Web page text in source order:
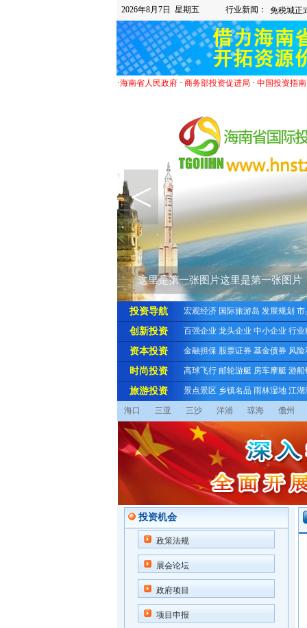
2026年8月7日 星期五 行业新闻：
·海南省人民政府· 商务部投资促进局 · 中国投资指南
这里是第一张图片这里是第一张图片
<
投资导航 宏观经济 国际旅游岛 发展规划 市
创新投资 百强企业 龙头企业 中小企业 行业
资本投资 金融担保 股票证券 基金债券 风险
时尚投资 高球飞行 邮轮游艇 房车摩艇 游船
旅游投资 景点景区 乡镇名品 雨林湿地 江湖
海口 三亚 三沙 洋浦 琼海 儋州
投资机会
政策法规
展会论坛
政府项目
项目申报